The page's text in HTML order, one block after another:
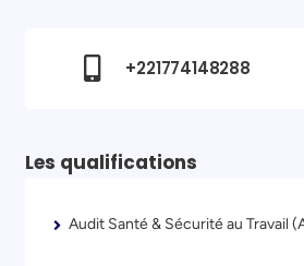
+221774148288
Les qualifications
Audit Santé & Sécurité au Travail